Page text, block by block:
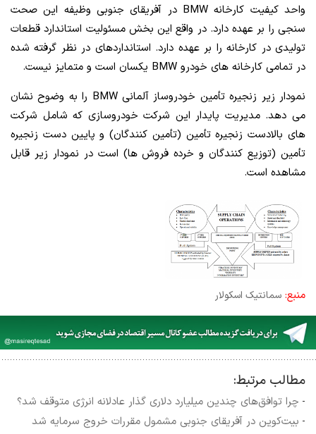
واحد کیفیت کارخانه BMW در آفریقای جنوبی وظیفه این صحت
سنجی را بر عهده دارد. در واقع این بخش مسئولیت استاندارد قطعات
تولیدی در کارخانه را بر عهده دارد. استانداردهای در نظر گرفته شده
در تمامی کارخانه های خودرو BMW یکسان است و متمایز نیست.
نمودار زیر زنجیره تأمین خودروساز آلمانی BMW را به وضوح نشان
می دهد. مدیریت پایدار این شرکت خودروسازی که شامل شرکت
های بالادست زنجیره تأمین (تأمین کنندگان) و پایین دست زنجیره
تأمین (توزیع کنندگان و خرده فروش ها) است در نمودار زیر قابل
مشاهده است.
منبع: سمانتیک اسکولار
مطالب مرتبط:
- چرا توافق‌های چندین میلیارد دلاری گذار عادلانه انرژی متوقف شد؟
- بیت‌کوین در آفریقای جنوبی مشمول مقررات خروج سرمایه شد